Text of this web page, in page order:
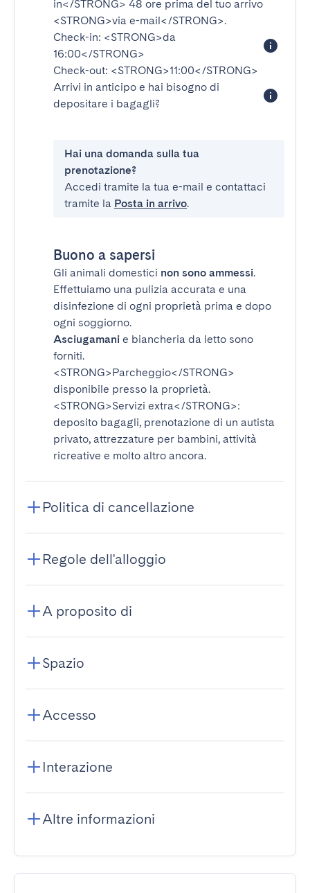
in</STRONG> 48 ore prima del tuo arrivo
<STRONG>via e-mail</STRONG>.
Check-in: <STRONG>da
16:00</STRONG>
Check-out: <STRONG>11:00</STRONG>
Arrivi in anticipo e hai bisogno di
depositare i bagagli?
Hai una domanda sulla tua
prenotazione?
Accedi tramite la tua e-mail e contattaci
tramite la Posta in arrivo.
Buono a sapersi
Gli animali domestici non sono ammessi.
Effettuiamo una pulizia accurata e una
disinfezione di ogni proprietà prima e dopo
ogni soggiorno.
Asciugamani e biancheria da letto sono
forniti.
<STRONG>Parcheggio</STRONG>
disponibile presso la proprietà.
<STRONG>Servizi extra</STRONG>:
deposito bagagli, prenotazione di un autista
privato, attrezzature per bambini, attività
ricreative e molto altro ancora.
Politica di cancellazione
Regole dell'alloggio
A proposito di
Spazio
Accesso
Interazione
Altre informazioni